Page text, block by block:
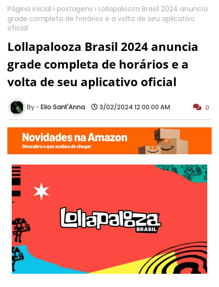
Página inicial postagens
Lollapalooza Brasil 2024 anuncia
grade completa de horários e a volta de seu aplicativo
oficial
Lollapalooza Brasil 2024 anuncia
grade completa de horários e a
volta de seu aplicativo oficial
Elio Sant'Anna 3/02/2024 12:00:00 AM 0